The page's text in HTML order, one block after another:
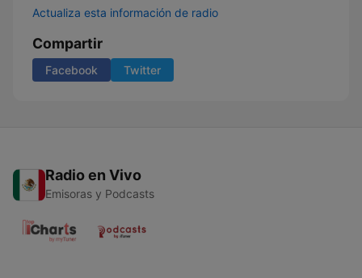
Actualiza esta información de radio
Compartir
Facebook Twitter
Radio en Vivo
Emisoras y Podcasts